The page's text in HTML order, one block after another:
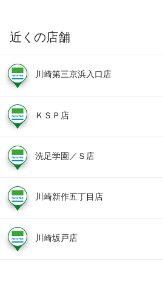
近くの店舗
川崎第三京浜入口店
ＫＳＰ店
洗足学園／Ｓ店
川崎新作五丁目店
川崎坂戸店